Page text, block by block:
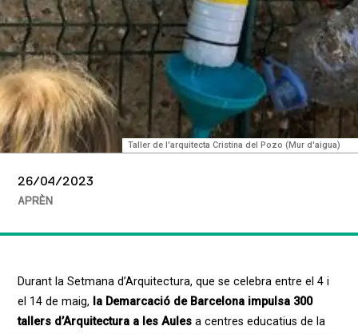
Taller de l'arquitecta Cristina del Pozo (Mur d'aigua)
26/04/2023
APRÈN
Durant la Setmana d’Arquitectura, que se celebra entre el 4 i
el 14 de maig, la Demarcació de Barcelona impulsa 300
tallers d’Arquitectura a les Aules a centres educatius de la